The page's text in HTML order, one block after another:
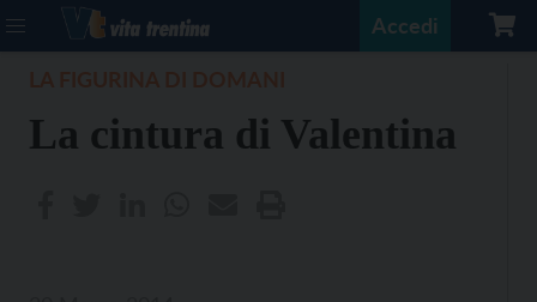
Accedi
La cintura di Valentina